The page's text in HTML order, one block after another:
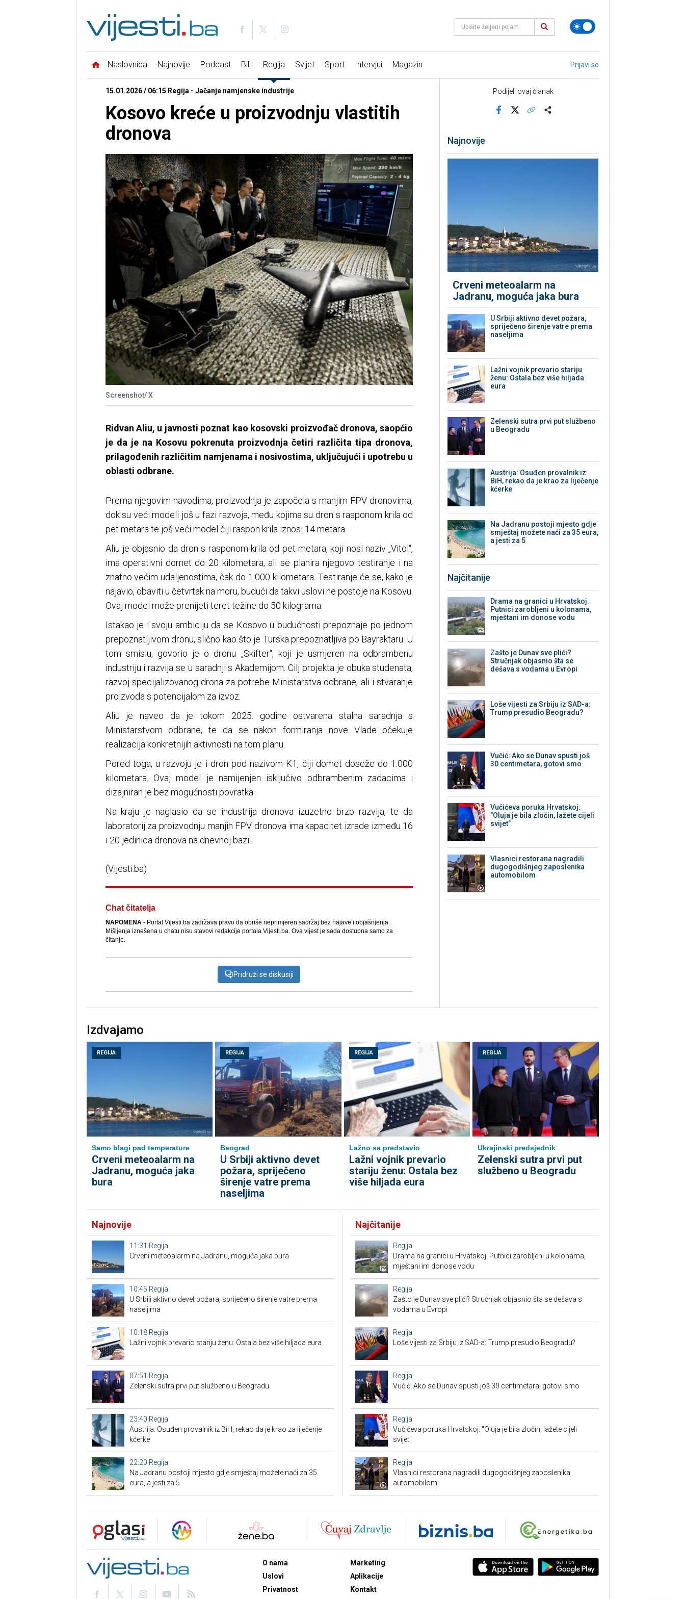
Naslovnica Najnovije Podcast BiH Regija Svijet Sport Intervjui Magazin Prijavi se
15.01.2026 / 06:15 Regija - Jačanje namjenske industrije
Kosovo kreće u proizvodnju vlastitih
dronova
Screenshot/ X
Ridvan Aliu, u javnosti poznat kao kosovski proizvođač dronova, saopćio
je da je na Kosovu pokrenuta proizvodnja četiri različita tipa dronova,
prilagođenih različitim namjenama i nosivostima, uključujući i upotrebu u
oblasti odbrane.
Prema njegovim navodima, proizvodnja je započela s manjim FPV dronovima,
dok su veći modeli još u fazi razvoja, među kojima su dron s rasponom krila od
pet metara te još veći model čiji raspon krila iznosi 14 metara.
Aliu je objasnio da dron s rasponom krila od pet metara, koji nosi naziv „Vitol“,
ima operativni domet do 20 kilometara, ali se planira njegovo testiranje i na
znatno većim udaljenostima, čak do 1.000 kilometara. Testiranje će se, kako je
najavio, obaviti u četvrtak na moru, budući da takvi uslovi ne postoje na Kosovu.
Ovaj model može prenijeti teret težine do 50 kilograma.
Istakao je i svoju ambiciju da se Kosovo u budućnosti prepoznaje po jednom
prepoznatljivom dronu, slično kao što je Turska prepoznatljiva po Bayraktaru. U
tom smislu, govorio je o dronu „Skifter“, koji je usmjeren na odbrambenu
industriju i razvija se u saradnji s Akademijom. Cilj projekta je obuka studenata,
razvoj specijalizovanog drona za potrebe Ministarstva odbrane, ali i stvaranje
proizvoda s potencijalom za izvoz.
Aliu je naveo da je tokom 2025. godine ostvarena stalna saradnja s
Ministarstvom odbrane, te da se nakon formiranja nove Vlade očekuje
realizacija konkretnijih aktivnosti na tom planu.
Pored toga, u razvoju je i dron pod nazivom K1, čiji domet doseže do 1.000
kilometara. Ovaj model je namijenjen isključivo odbrambenim zadacima i
dizajniran je bez mogućnosti povratka.
Na kraju je naglasio da se industrija dronova izuzetno brzo razvija, te da
laboratorij za proizvodnju manjih FPV dronova ima kapacitet izrade između 16
i 20 jedinica dronova na dnevnoj bazi.
(Vijesti.ba)
Chat čitatelja
NAPOMENA- Portal Vijesti.ba zadržava pravo da obriše neprimjeren sadržaj bez najave i objašnjenja.
Mišljenja iznešena u chatu nisu stavovi redakcije portala Vijesti.ba. Ova vijest je sada dostupna samo za
čitanje.
Pridruži se diskusiji
Podijeli ovaj članak
Najnovije
Crveni meteoalarm na
Jadranu, moguća jaka bura
U Srbiji aktivno devet požara,
spriječeno širenje vatre prema
naseljima
Lažni vojnik prevario stariju
ženu: Ostala bez više hiljada
eura
Zelenski sutra prvi put službeno
u Beogradu
Austrija: Osuđen provalnik iz
BiH, rekao da je krao za liječenje
kćerke
Na Jadranu postoji mjesto gdje
smještaj možete naći za 35 eura,
a jesti za 5
Najčitanije
Drama na granici u Hrvatskoj:
Putnici zarobljeni u kolonama,
mještani im donose vodu
Zašto je Dunav sve plići?
Stručnjak objasnio šta se
dešava s vodama u Evropi
Loše vijesti za Srbiju iz SAD-a:
Trump presudio Beogradu?
Vučić: Ako se Dunav spusti još
30 centimetara, gotovi smo
Vučićeva poruka Hrvatskoj:
"Oluja je bila zločin, lažete cijeli
svijet"
Vlasnici restorana nagradili
dugogodišnjeg zaposlenika
automobilom
Izdvajamo
REGIJA
Samo blagi pad temperature
Crveni meteoalarm na
Jadranu, moguća jaka
bura
REGIJA
Beograd
U Srbiji aktivno devet
požara, spriječeno
širenje vatre prema
naseljima
REGIJA
Lažno se predstavio
Lažni vojnik prevario
stariju ženu: Ostala bez
više hiljada eura
REGIJA
Ukrajinski predsjednik
Zelenski sutra prvi put
službeno u Beogradu
Najnovije
11:31 Regija
Crveni meteoalarm na Jadranu, moguća jaka bura
10:45 Regija
U Srbiji aktivno devet požara, spriječeno širenje vatre prema
naseljima
10:18 Regija
Lažni vojnik prevario stariju ženu: Ostala bez više hiljada eura
07:51 Regija
Zelenski sutra prvi put službeno u Beogradu
23:40 Regija
Austrija: Osuđen provalnik iz BiH, rekao da je krao za liječenje
kćerke
22:20 Regija
Na Jadranu postoji mjesto gdje smještaj možete naći za 35
eura, a jesti za 5
Najčitanije
Regija
Drama na granici u Hrvatskoj: Putnici zarobljeni u kolonama,
mještani im donose vodu
Regija
Zašto je Dunav sve plići? Stručnjak objasnio šta se dešava s
vodama u Evropi
Regija
Loše vijesti za Srbiju iz SAD-a: Trump presudio Beogradu?
Regija
Vučić: Ako se Dunav spusti još 30 centimetara, gotovi smo
Regija
Vučićeva poruka Hrvatskoj: "Oluja je bila zločin, lažete cijeli
svijet"
Regija
Vlasnici restorana nagradili dugogodišnjeg zaposlenika
automobilom
O nama
Uslovi
Privatnost
Marketing
Aplikacije
Kontakt